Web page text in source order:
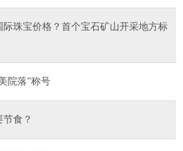
珠宝价格？首个宝石矿山开采地方标
院落”称号
食？